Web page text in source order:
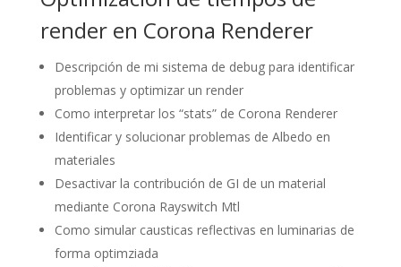
render en Corona Renderer
Descripción de mi sistema de debug para identificar
problemas y optimizar un render
Como interpretar los “stats” de Corona Renderer
Identificar y solucionar problemas de Albedo en
materiales
Desactivar la contribución de GI de un material
mediante Corona Rayswitch Mtl
Como simular causticas reflectivas en luminarias de
forma optimziada